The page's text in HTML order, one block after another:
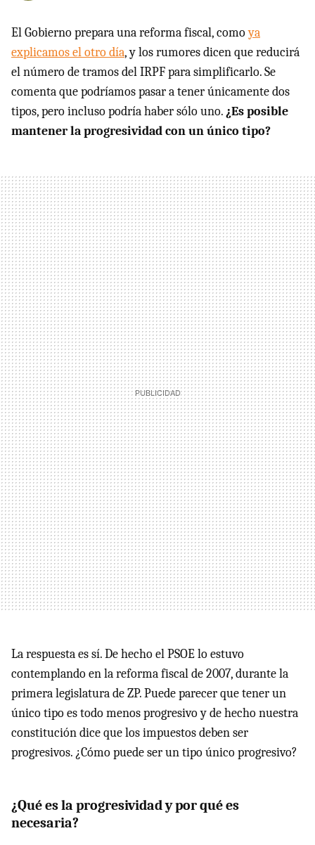
El Gobierno prepara una reforma fiscal, comoya
explicamos el otro día, y los rumores dicen que reducirá
el número de tramos del IRPF para simplificarlo. Se
comenta que podríamos pasar a tener únicamente dos
tipos, pero incluso podría haber sólo uno. ¿Es posible
mantener la progresividad con un único tipo?
La respuesta es sí. De hecho el PSOE lo estuvo
contemplando en la reforma fiscal de 2007, durante la
primera legislatura de ZP. Puede parecer que tener un
único tipo es todo menos progresivo y de hecho nuestra
constitución dice que los impuestos deben ser
progresivos. ¿Cómo puede ser un tipo único progresivo?
¿Qué es la progresividad y por qué es
necesaria?